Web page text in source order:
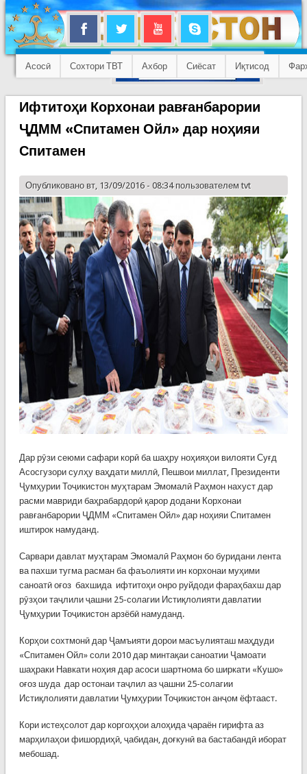
Асосӣ Сохтори ТВТ Ахбор Сиёсат Иқтисод
Ифтитоҳи Корхонаи равғанбарории
ҶДММ «Спитамен Ойл» дар ноҳияи
Спитамен
Опубликовано вт, 13/09/2016 - 08:34 пользователем tvt
Дар рӯзи сеюми сафари корӣ ба шаҳру ноҳияҳои вилояти Суғд
Асосгузори сулҳу ваҳдати миллӣ, Пешвои миллат, Президенти
Ҷумҳурии Тоҷикистон муҳтарам Эмомалӣ Раҳмон нахуст дар
расми мавриди баҳрабардорӣ қарор додани Корхонаи
равғанбарории ҶДММ «Спитамен Ойл» дар ноҳияи Спитамен
иштирок намуданд.
Сарвари давлат муҳтарам Эмомалӣ Раҳмон бо буридани лента
ва пахши тугма расман ба фаъолияти ин корхонаи муҳими
саноатӣ оғоз бахшида ифтитоҳи онро руйдоди фараҳбахш дар
рӯзҳои таҷлили ҷашни 25-солагии Истиқлолияти давлатии
Ҷумҳурии Тоҷикистон арзёбӣ намуданд.
Корҳои сохтмонӣ дар Ҷамъияти дорои масъулияташ маҳдуди
«Спитамен Ойл» соли 2010 дар минтақаи саноатии Ҷамоати
шаҳраки Навкати ноҳия дар асоси шартнома бо ширкати «Кушо»
оғоз шуда дар остонаи таҷлил аз ҷашни 25-солагии
Истиқлолияти давлатии Ҷумҳурии Тоҷикистон анҷом ёфтааст.
Кори истеҳсолот дар коргоҳҳои алоҳида ҷараён гирифта аз
марҳилаҳои фишордиҳӣ, ҷабидан, доғкунӣ ва бастабандӣ иборат
мебошад.